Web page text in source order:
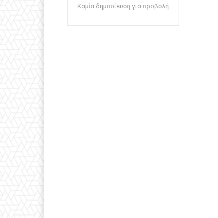
Καμία δημοσίευση για προβολή